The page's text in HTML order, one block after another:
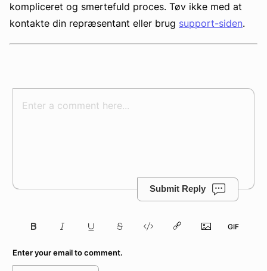
kompliceret og smertefuld proces. Tøv ikke med at
kontakte din repræsentant eller brug support-siden.
Submit Reply
Enter your email to comment.